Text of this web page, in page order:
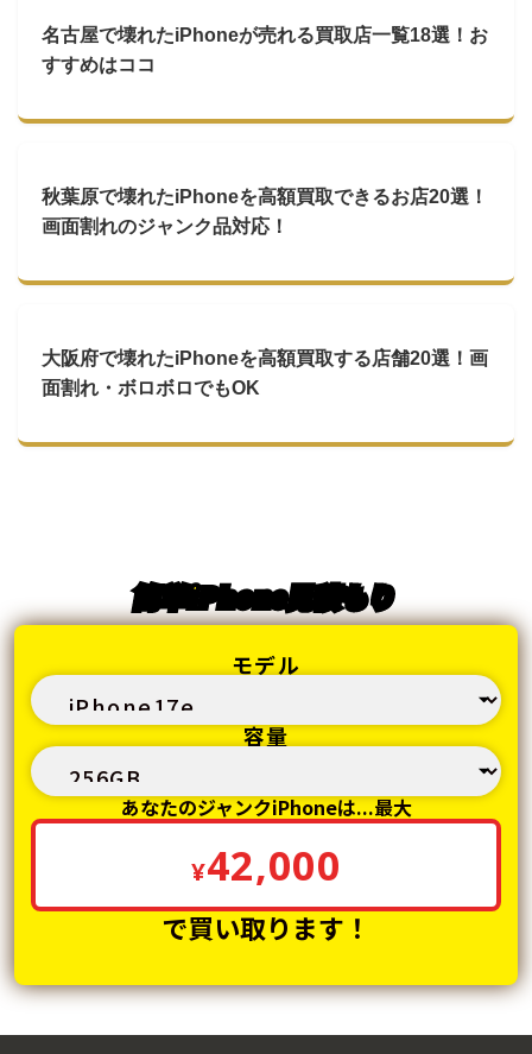
名古屋で壊れたiPhoneが売れる買取店一覧18選！お
すすめはココ
秋葉原で壊れたiPhoneを高額買取できるお店20選！
画面割れのジャンク品対応！
大阪府で壊れたiPhoneを高額買取する店舗20選！画
面割れ・ボロボロでもOK
簡単iPhone見積もり
モデル
容量
あなたのジャンクiPhoneは...最大
¥42,000
で買い取ります！